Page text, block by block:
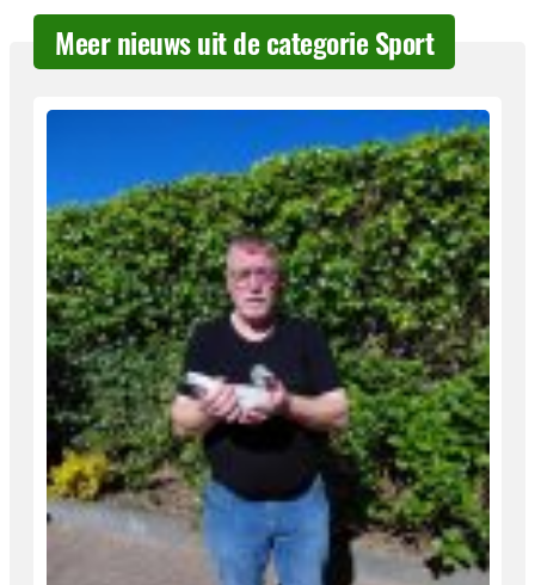
Meer nieuws uit de categorie Sport